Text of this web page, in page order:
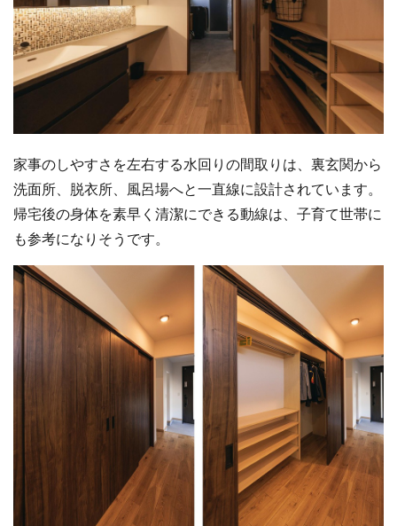
家事のしやすさを左右する水回りの間取りは、裏玄関から
洗面所、脱衣所、風呂場へと一直線に設計されています。
帰宅後の身体を素早く清潔にできる動線は、子育て世帯に
も参考になりそうです。